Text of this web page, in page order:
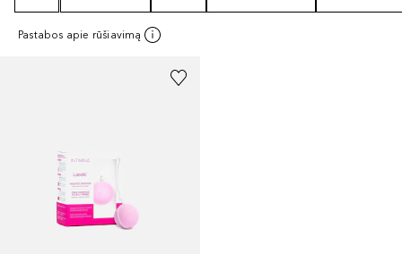
Pastabos apie rūšiavimą